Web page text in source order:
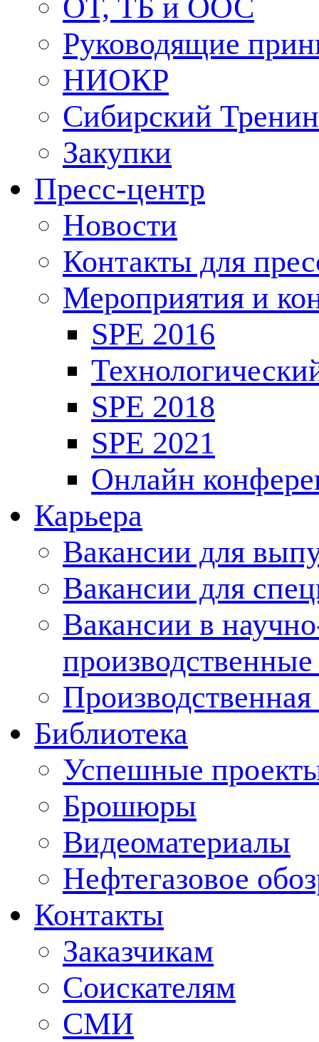
ОТ, ТБ и ООС
Руководящие
НИОКР
Сибирский
Закупки
Пресс-центр
Новости
Контакты для
Мероприятия и
SPE 2016
SPE 2018
SPE 2021
Онлайн
Карьера
Вакансии для
Вакансии для
Вакансии в
Производственная
Библиотека
Успешные
Брошюры
Видеоматериалы
Нефтегазовое
Контакты
Заказчикам
Соискателям
СМИ